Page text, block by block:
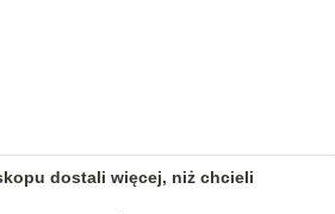
dostali więcej, niż chcieli